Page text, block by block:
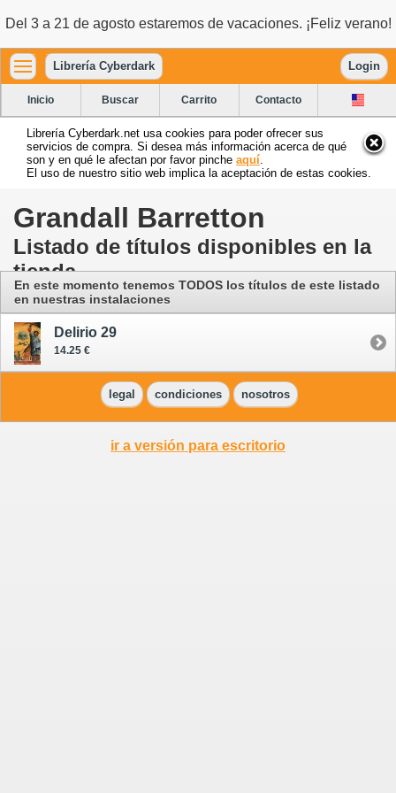
Del 3 a 21 de agosto estaremos de vacaciones. ¡Feliz verano!
Librería Cyberdark Login
Inicio Buscar Carrito Contacto
Librería Cyberdark.net usa cookies para poder ofrecer sus
servicios de compra. Si desea más información acerca de qué
son y en qué le afectan por favor pinche aquí
El uso de nuestro sitio web implica la aceptación de estas cookies.
Grandall Barretton
Listado de títulos disponibles en la
tienda
En este momento tenemos TODOS los títulos de este listado
en nuestras instalaciones
Delirio 29
14.25 €
legal condiciones nosotros
ir a versión para escritorio